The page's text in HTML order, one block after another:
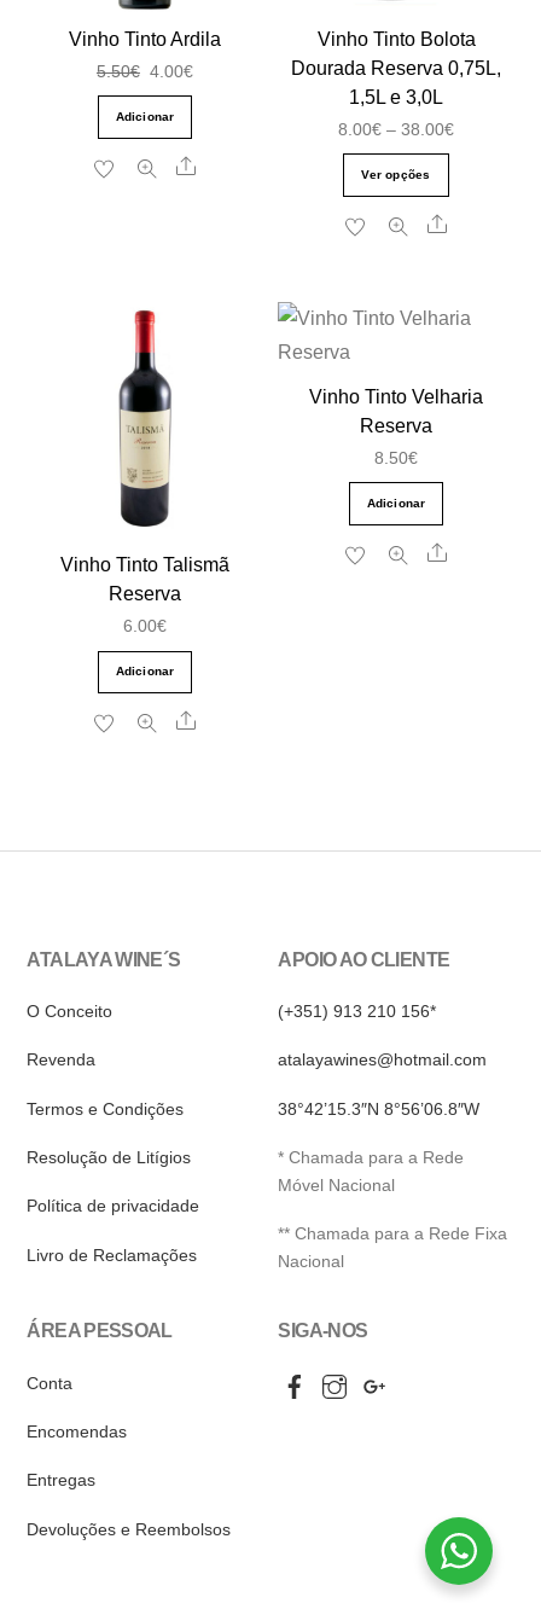
Vinho Tinto Ardila
5.50€ O
original
era:
4.00€O
é:
Adicionar
Share
Vinho Tinto Bolota
Dourada Reserva 0,75L,
1,5L e 3,0L
8.00€ – 38.00€Price
Ver opções
product
may
Share
Vinho Tinto Talismã
Reserva
6.00€
Adicionar
Share
Vinho Tinto Velharia
Reserva
8.50€
Adicionar
Share
ATALAYA WINE´S
O Conceito
Revenda
Termos e Condições
Resolução de Litígios
Política de privacidade
Livro de Reclamações
APOIO AO CLIENTE
(+351) 913 210 156*
atalayawines@hotmail.com
38°42’15.3″N 8°56’06.8″W
* Chamada para a Rede
Móvel Nacional
** Chamada para a Rede Fixa
Nacional
ÁREA PESSOAL
Conta
Encomendas
Entregas
Devoluções e Reembolsos
SIGA-NOS
FacebookInstagram